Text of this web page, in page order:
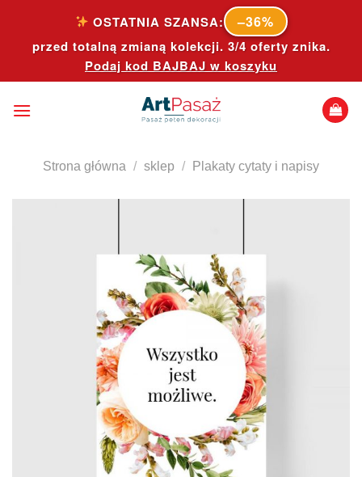
content
OSTATNIA SZANSA: –36%
przed totalną zmianą kolekcji. 3/4 oferty znika.
Podaj kod BAJBAJ w koszyku
Strona główna / sklep / Plakaty cytaty i napisy